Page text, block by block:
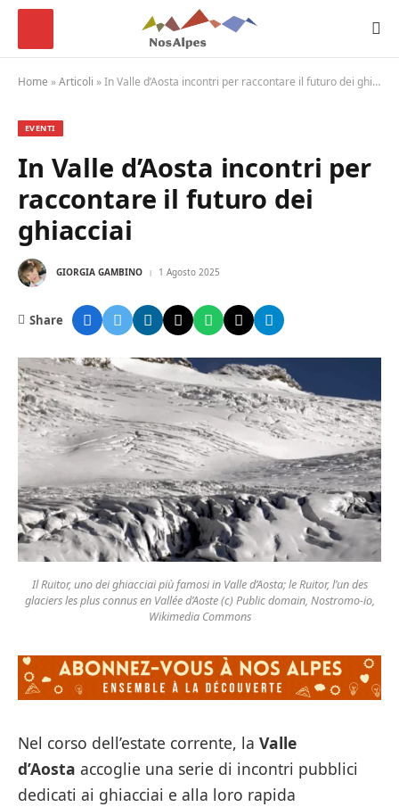
Home »Articoli »In Valle d’Aosta incontri per raccontare il futuro dei ghiacciai
EVENTI
In Valle d’Aosta incontri per
raccontare il futuro dei
ghiacciai
GIORGIA GAMBINO 1 Agosto 2025
Share
Il Ruitor, uno dei ghiacciai più famosi in Valle d’Aosta; le Ruitor, l’un des
glaciers les plus connus en Vallée d’Aoste (c) Public domain, Nostromo-io,
Wikimedia Commons
Nel corso dell’estate corrente, la Valle
d’Aosta accoglie una serie di incontri pubblici
dedicati ai ghiacciai e alla loro rapida